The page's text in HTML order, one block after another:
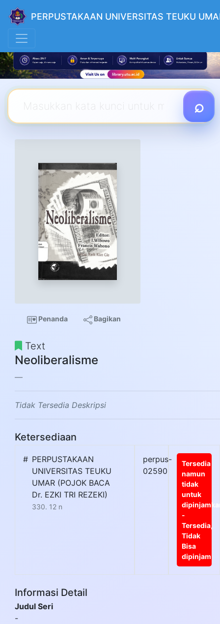
PERPUSTAKAAN UNIVERSITAS TEUKU
Penanda Bagikan
Text
Neoliberalisme
Tidak Tersedia Deskripsi
Ketersediaan
# PERPUSTAKAAN
UNIVERSITAS TEUKU
UMAR (POJOK BACA
Dr. EZKI TRI REZEKI)
330. 12 n
perpus-
02590
Tersedia
namun
tidak
untuk
-
Tersedia,
Tidak
Bisa
dipinjam
Informasi Detail
Judul Seri
-